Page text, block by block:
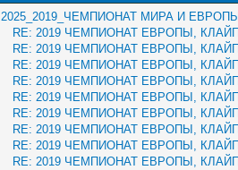
2025_2019_ЧЕМПИОНАТ МИРА И ЕВРОПЫ
RE: 2019 ЧЕМПИОНАТ ЕВРОПЫ,
RE: 2019 ЧЕМПИОНАТ ЕВРОПЫ,
RE: 2019 ЧЕМПИОНАТ ЕВРОПЫ,
RE: 2019 ЧЕМПИОНАТ ЕВРОПЫ,
RE: 2019 ЧЕМПИОНАТ ЕВРОПЫ,
RE: 2019 ЧЕМПИОНАТ ЕВРОПЫ,
RE: 2019 ЧЕМПИОНАТ ЕВРОПЫ,
RE: 2019 ЧЕМПИОНАТ ЕВРОПЫ,
RE: 2019 ЧЕМПИОНАТ ЕВРОПЫ,